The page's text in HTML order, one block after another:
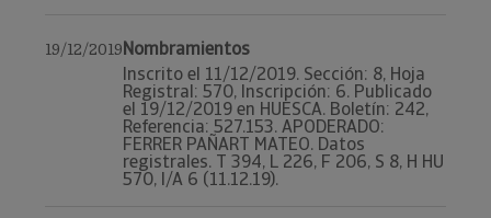
19/12/2019Nombramientos
Inscrito el 11/12/2019. Sección: 8, Hoja
Registral: 570, Inscripción: 6. Publicado
el 19/12/2019 en HUESCA. Boletín: 242,
Referencia: 527.153. APODERADO:
FERRER PAÑART MATEO. Datos
registrales. T 394, L 226, F 206, S 8, H HU
570, I/A 6 (11.12.19).